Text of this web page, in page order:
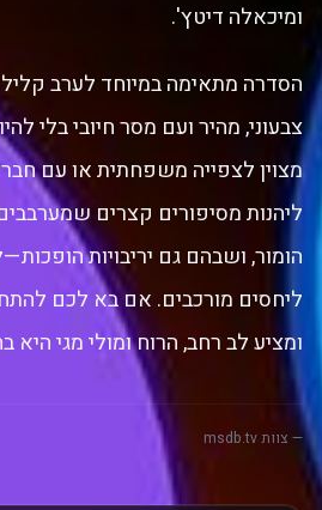
ומיכאלה דיטץ'.
הסדרה מתאימה במיוחד לערב
צבעוני, מהיר ועם מסר חיובי בלי
מצוין לצפייה משפחתית או עם
ליהנות מסיפורים קצרים
הומור, ושבהם גם יריבויות
ליחסים מורכבים. אם בא לכם
ומציע לב רחב, הרוח ומולי מגי היא
— צוות msdb.tv